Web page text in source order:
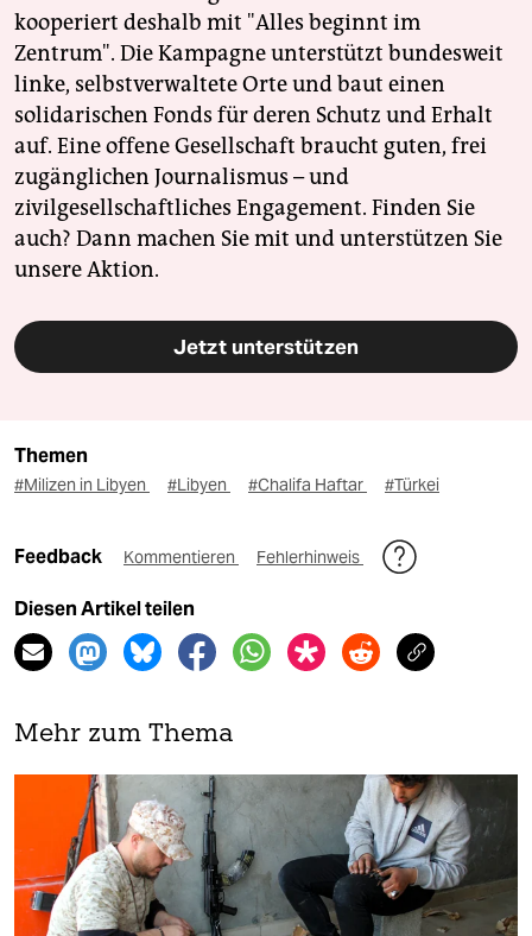
kooperiert deshalb mit "Alles beginnt im
Zentrum". Die Kampagne unterstützt bundesweit
linke, selbstverwaltete Orte und baut einen
solidarischen Fonds für deren Schutz und Erhalt
auf. Eine offene Gesellschaft braucht guten, frei
zugänglichen Journalismus – und
zivilgesellschaftliches Engagement. Finden Sie
auch? Dann machen Sie mit und unterstützen Sie
unsere Aktion.
Jetzt unterstützen
Themen
#Milizen in Libyen #Libyen #Chalifa Haftar #Türkei
Feedback Kommentieren Fehlerhinweis
Diesen Artikel teilen
Mehr zum Thema